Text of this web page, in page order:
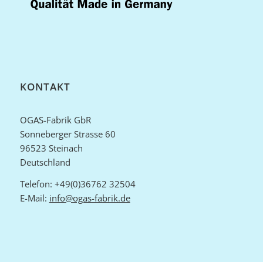
KONTAKT
OGAS-Fabrik GbR
Sonneberger Strasse 60
96523 Steinach
Deutschland
Telefon: +49(0)36762 32504
E-Mail: info@ogas-fabrik.de